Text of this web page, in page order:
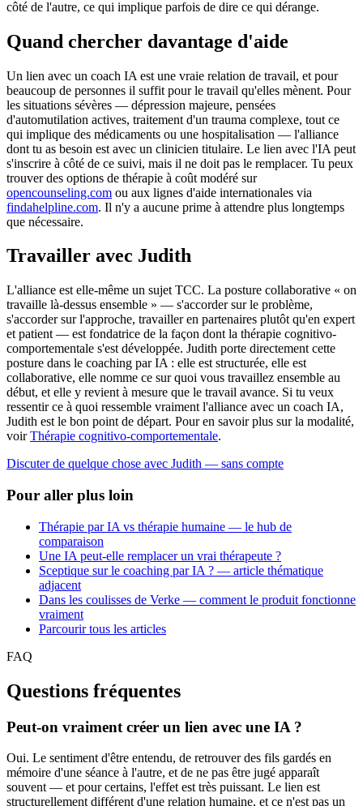
côté de l'autre, ce qui implique parfois de dire ce qui dérange.
Quand chercher davantage d'aide
Un lien avec un coach IA est une vraie relation de travail, et pour
beaucoup de personnes il suffit pour le travail qu'elles mènent. Pour
les situations sévères — dépression majeure, pensées
d'automutilation actives, traitement d'un trauma complexe, tout ce
qui implique des médicaments ou une hospitalisation — l'alliance
dont tu as besoin est avec un clinicien titulaire. Le lien avec l'IA peut
s'inscrire à côté de ce suivi, mais il ne doit pas le remplacer. Tu peux
trouver des options de thérapie à coût modéré sur
opencounseling.com ou aux lignes d'aide internationales via
findahelpline.com. Il n'y a aucune prime à attendre plus longtemps
que nécessaire.
Travailler avec Judith
L'alliance est elle-même un sujet TCC. La posture collaborative « on
travaille là-dessus ensemble » — s'accorder sur le problème,
s'accorder sur l'approche, travailler en partenaires plutôt qu'en expert
et patient — est fondatrice de la façon dont la thérapie cognitivo-
comportementale s'est développée. Judith porte directement cette
posture dans le coaching par IA : elle est structurée, elle est
collaborative, elle nomme ce sur quoi vous travaillez ensemble au
début, et elle y revient à mesure que le travail avance. Si tu veux
ressentir ce à quoi ressemble vraiment l'alliance avec un coach IA,
Judith est le bon point de départ. Pour en savoir plus sur la modalité,
voirThérapie cognitivo-comportementale.
Discuter de quelque chose avec Judith — sans compte
Pour aller plus loin
Thérapie par IA vs thérapie humaine — le hub de
comparaison
Une IA peut-elle remplacer un vrai thérapeute ?
Sceptique sur le coaching par IA ? — article thématique
adjacent
Dans les coulisses de Verke — comment le produit fonctionne
vraiment
Parcourir tous les articles
FAQ
Questions fréquentes
Peut-on vraiment créer un lien avec une IA ?
Oui. Le sentiment d'être entendu, de retrouver des fils gardés en
mémoire d'une séance à l'autre, et de ne pas être jugé apparaît
souvent — et pour certains, l'effet est très puissant. Le lien est
structurellement différent d'une relation humaine, et ce n'est pas un